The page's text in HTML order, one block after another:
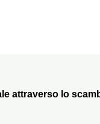
attraverso lo